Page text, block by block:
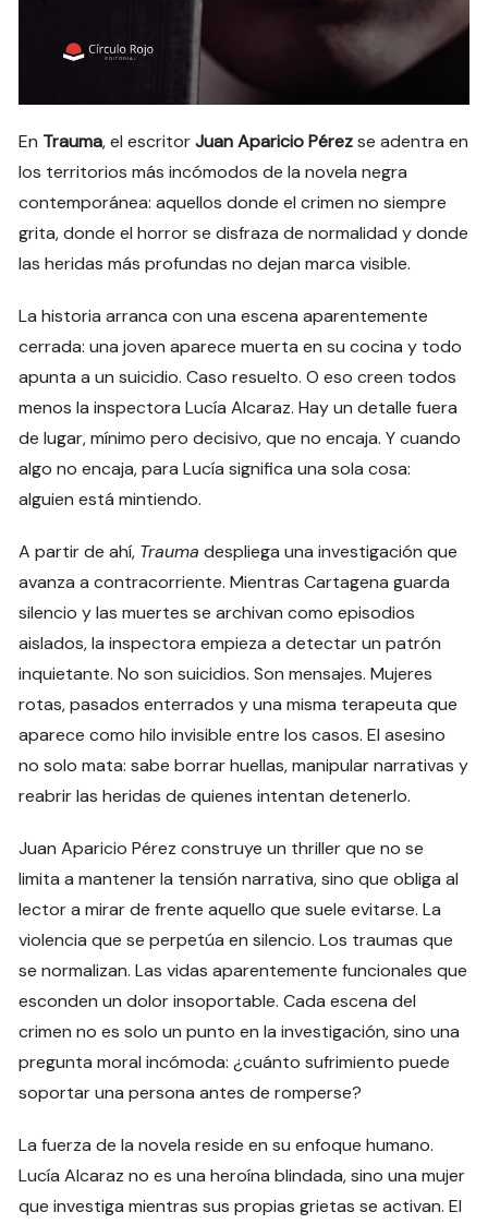
En Trauma, el escritorJuan Aparicio Pérezse adentra en
los territorios más incómodos de la novela negra
contemporánea: aquellos donde el crimen no siempre
grita, donde el horror se disfraza de normalidad y donde
las heridas más profundas no dejan marca visible.
La historia arranca con una escena aparentemente
cerrada: una joven aparece muerta en su cocina y todo
apunta a un suicidio. Caso resuelto. O eso creen todos
menos la inspectora Lucía Alcaraz. Hay un detalle fuera
de lugar, mínimo pero decisivo, que no encaja. Y cuando
algo no encaja, para Lucía significa una sola cosa:
alguien está mintiendo.
A partir de ahí, Trauma despliega una investigación que
avanza a contracorriente. Mientras Cartagena guarda
silencio y las muertes se archivan como episodios
aislados, la inspectora empieza a detectar un patrón
inquietante. No son suicidios. Son mensajes. Mujeres
rotas, pasados enterrados y una misma terapeuta que
aparece como hilo invisible entre los casos. El asesino
no solo mata: sabe borrar huellas, manipular narrativas y
reabrir las heridas de quienes intentan detenerlo.
Juan Aparicio Pérez construye un thriller que no se
limita a mantener la tensión narrativa, sino que obliga al
lector a mirar de frente aquello que suele evitarse. La
violencia que se perpetúa en silencio. Los traumas que
se normalizan. Las vidas aparentemente funcionales que
esconden un dolor insoportable. Cada escena del
crimen no es solo un punto en la investigación, sino una
pregunta moral incómoda: ¿cuánto sufrimiento puede
soportar una persona antes de romperse?
La fuerza de la novela reside en su enfoque humano.
Lucía Alcaraz no es una heroína blindada, sino una mujer
que investiga mientras sus propias grietas se activan. El